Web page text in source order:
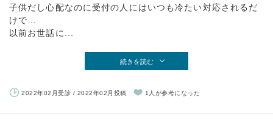
子供だし心配なのに受付の人にはいつも冷たい対応されるだ
けで…
以前お世話に...
続きを読む
2022年02月受診 / 2022年02月投稿 1人が参考になった